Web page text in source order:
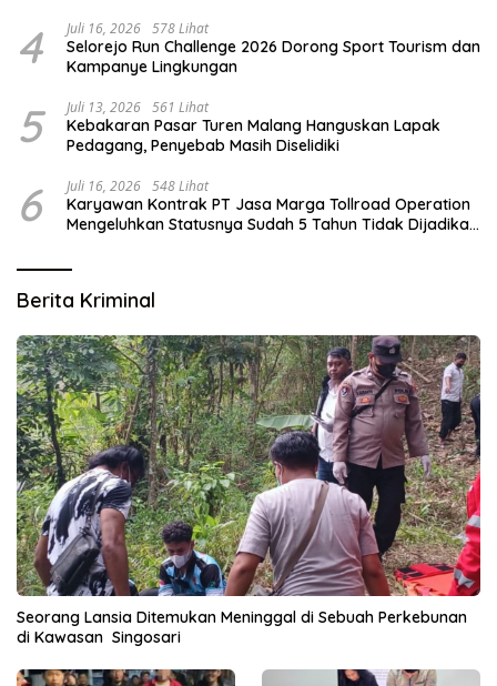
4 Juli 16, 2026 578 Lihat
Selorejo Run Challenge 2026 Dorong Sport Tourism dan
Kampanye Lingkungan
5 Juli 13, 2026 561 Lihat
Kebakaran Pasar Turen Malang Hanguskan Lapak
Pedagang, Penyebab Masih Diselidiki
6 Juli 16, 2026 548 Lihat
Karyawan Kontrak PT Jasa Marga Tollroad Operation
Mengeluhkan Statusnya Sudah 5 Tahun Tidak Dijadikan
Berita Kriminal
Seorang Lansia Ditemukan Meninggal di Sebuah Perkebunan
di Kawasan Singosari